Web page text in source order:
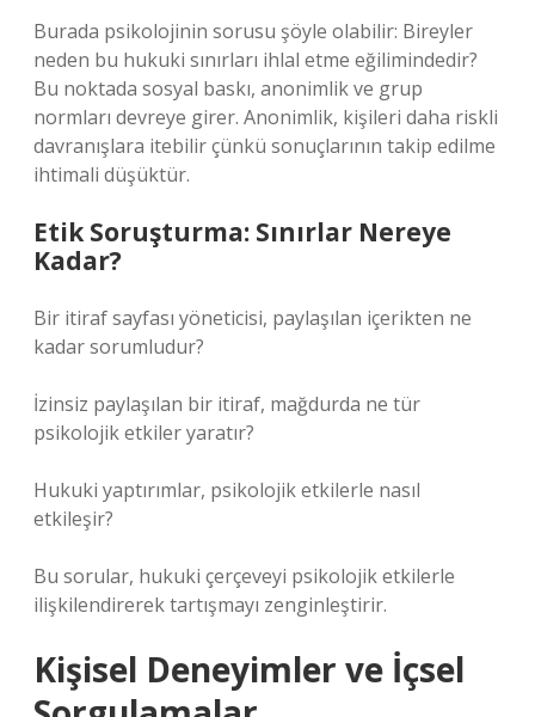
Burada psikolojinin sorusu şöyle olabilir: Bireyler
neden bu hukuki sınırları ihlal etme eğilimindedir?
Bu noktada sosyal baskı, anonimlik ve grup
normları devreye girer. Anonimlik, kişileri daha riskli
davranışlara itebilir çünkü sonuçlarının takip edilme
ihtimali düşüktür.
Etik Soruşturma: Sınırlar Nereye
Kadar?
Bir itiraf sayfası yöneticisi, paylaşılan içerikten ne
kadar sorumludur?
İzinsiz paylaşılan bir itiraf, mağdurda ne tür
psikolojik etkiler yaratır?
Hukuki yaptırımlar, psikolojik etkilerle nasıl
etkileşir?
Bu sorular, hukuki çerçeveyi psikolojik etkilerle
ilişkilendirerek tartışmayı zenginleştirir.
Kişisel Deneyimler ve İçsel